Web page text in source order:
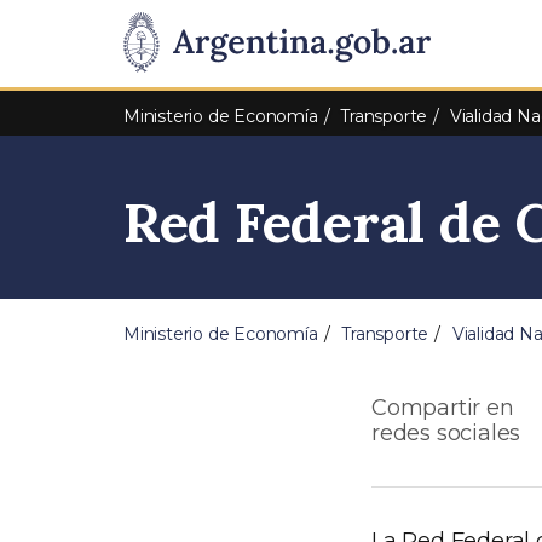
Presidencia
de
Pasar al contenido principal
Ministerio de Economía Transporte Vialidad
Red Federal de
Ministerio de Economía Transporte Vialidad
Compartir en
redes sociales